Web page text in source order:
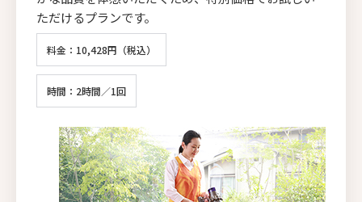
ただけるプランです。
料金：10,428円（税込）
時間：2時間／1回